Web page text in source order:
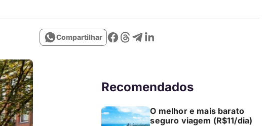
Compartilhar
Recomendados
O melhor e mais barato
seguro viagem (R$11/dia)